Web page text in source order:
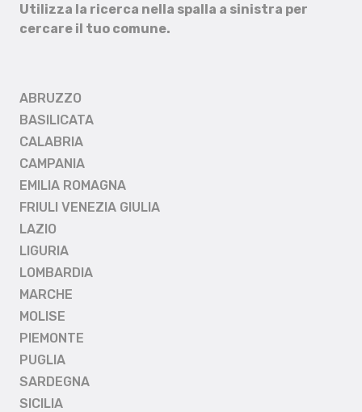
Utilizza la ricerca nella spalla a sinistra per
cercare il tuo comune.
ABRUZZO
BASILICATA
CALABRIA
CAMPANIA
EMILIA ROMAGNA
FRIULI VENEZIA GIULIA
LAZIO
LIGURIA
LOMBARDIA
MARCHE
MOLISE
PIEMONTE
PUGLIA
SARDEGNA
SICILIA